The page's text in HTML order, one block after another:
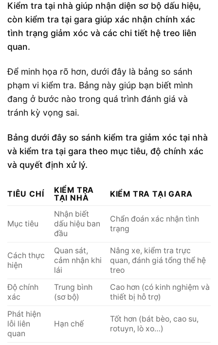
Kiểm tra tại nhà giúp nhận diện sơ bộ dấu hiệu,
còn kiểm tra tại gara giúp xác nhận chính xác
tình trạng giảm xóc và các chi tiết hệ treo liên
quan.
Để minh họa rõ hơn, dưới đây là bảng so sánh
phạm vi kiểm tra. Bảng này giúp bạn biết mình
đang ở bước nào trong quá trình đánh giá và
tránh kỳ vọng sai.
Bảng dưới đây so sánh kiểm tra giảm xóc tại nhà
và kiểm tra tại gara theo mục tiêu, độ chính xác
và quyết định xử lý.
TIÊU CHÍ
KIỂM TRA
TẠI NHÀ
KIỂM TRA TẠI GARA
Mục tiêu
Nhận biết
dấu hiệu ban
đầu
Chẩn đoán xác nhận tình
trạng
Cách thực
hiện
Quan sát,
cảm nhận khi
lái
Nâng xe, kiểm tra trực
quan, đánh giá tổng thể hệ
treo
Độ chính
xác
Trung bình
(sơ bộ)
Cao hơn (có kinh nghiệm và
thiết bị hỗ trợ)
Phát hiện
lỗi liên
quan
Hạn chế
Tốt hơn (bát bèo, cao su,
rotuyn, lò xo…)